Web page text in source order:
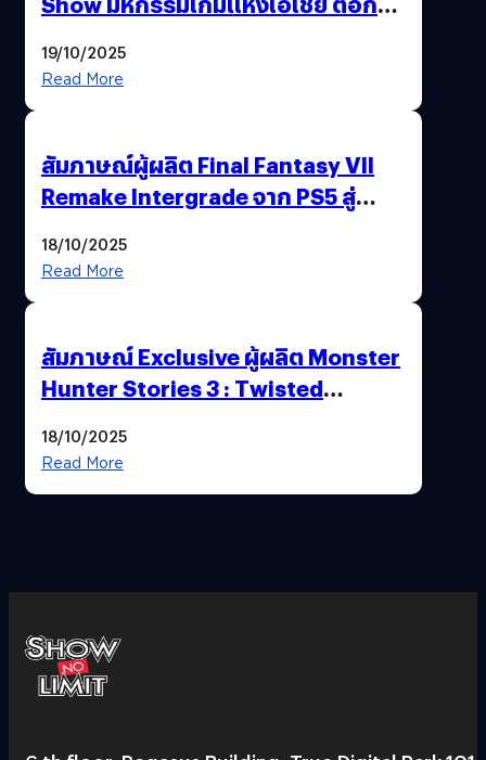
พาณิชย์ร่วมชูความสำเร็จ
19/10/2025
Read More
สัมภาษณ์ผู้ผลิต Final Fantasy VII
Remake Intergrade จาก PS5 สู่
18/10/2025
Read More
สัมภาษณ์ Exclusive ผู้ผลิต Monster
Hunter Stories 3 : Twisted
สวยฉ่ำ !
18/10/2025
Read More